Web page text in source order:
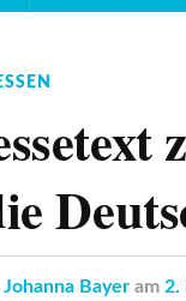
Johanna Bayer am 2.